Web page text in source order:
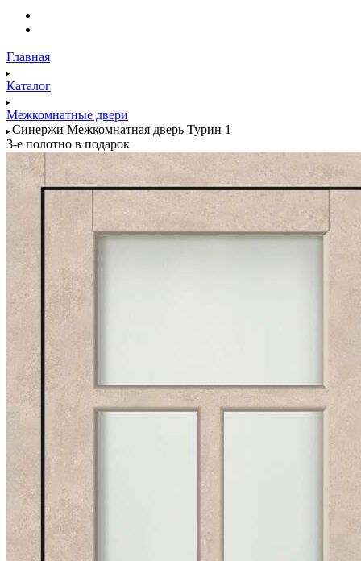
Главная
Каталог
Межкомнатные двери
Синержи Межкомнатная дверь Турин 1
3-е полотно в подарок